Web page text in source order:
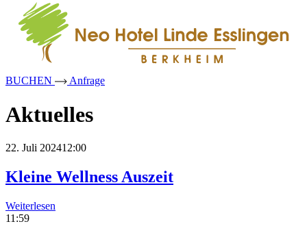
BUCHEN Anfrage
Aktuelles
22. Juli 202412:00
Kleine Wellness Auszeit
Weiterlesen
11:59